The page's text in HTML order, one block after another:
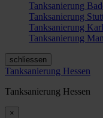
Tanksanierung
Tanksanierung
Tanksanierung
Tanksanierung
schliessen
Tanksanierung Hessen
Tanksanierung Hessen
×